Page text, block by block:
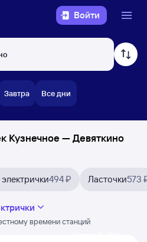
Войти
Завтра Все дни
Кузнечное — Девяткино
494 ₽ Ласточки573
времени станций